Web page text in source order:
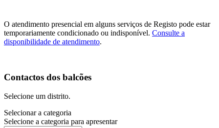
O atendimento presencial em alguns serviços de Registo pode estar
temporariamente condicionado ou indisponível. Consulte a
disponibilidade de atendimento.
Contactos dos balcões
Selecione um distrito.
Selecionar a categoria
Selecione a categoria para apresentar